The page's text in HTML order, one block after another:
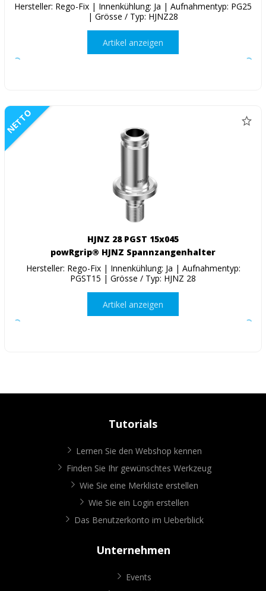
Hersteller: Rego-Fix | Innenkühlung: Ja | Aufnahmentyp: PG25
| Grösse / Typ: HJNZ28
Artikel anzeigen
NETTO
HJNZ 28 PGST 15x045
powRgrip® HJNZ Spannzangenhalter
Hersteller: Rego-Fix | Innenkühlung: Ja | Aufnahmentyp:
PGST15 | Grösse / Typ: HJNZ 28
Artikel anzeigen
Tutorials
Lernen Sie den Webshop kennen
Finden Sie Ihr gewünschtes Werkzeug
Wie Sie eine Merkliste erstellen
Wie Sie ein Login erstellen
Das Benutzerkonto im Ueberblick
Unternehmen
Events